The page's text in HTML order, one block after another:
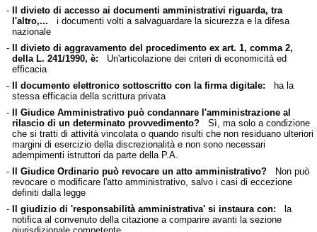
- Il divieto di accesso ai documenti amministrativi riguarda, tra
l'altro,... i documenti volti a salvaguardare la sicurezza e la difesa
nazionale
- Il divieto di aggravamento del procedimento ex art. 1, comma 2,
della L. 241/1990, è: Un'articolazione dei criteri di economicità ed
efficacia
- Il documento elettronico sottoscritto con la firma digitale: ha la
stessa efficacia della scrittura privata
- Il Giudice Amministrativo può condannare l'amministrazione al
rilascio di un determinato provvedimento?Sì, ma solo a condizione
che si tratti di attività vincolata o quando risulti che non residuano ulteriori
margini di esercizio della discrezionalità e non sono necessari
adempimenti istruttori da parte della P.A.
- Il Giudice Ordinario può revocare un atto amministrativo?Non può
revocare o modificare l'atto amministrativo, salvo i casi di eccezione
definiti dalla legge
- Il giudizio di 'responsabilità amministrativa' si instaura con: la
notifica al convenuto della citazione a comparire avanti la sezione